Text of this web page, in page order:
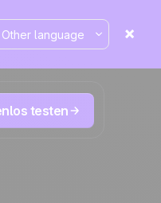
testen